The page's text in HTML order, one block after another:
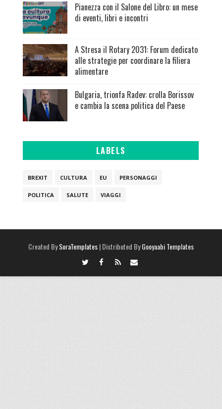
Pianezza con il Salone del Libro: un mese
di eventi, libri e incontri
A Stresa il Rotary 2031: Forum dedicato
alle strategie per coordinare la filiera
alimentare
Bulgaria, trionfa Radev: crolla Borissov
e cambia la scena politica del Paese
LABELS
BREXIT CULTURA EU PERSONAGGI
POLITICA SALUTE VIAGGI
Created BySoraTemplates| Distributed ByGooyaabi Templates